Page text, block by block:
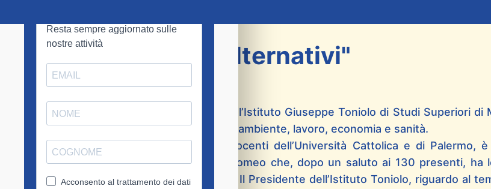
"Attivare circuiti alternativi"
Il 14 gennaio scorso, L’Istituto Arrupe e l’Istituto Giuseppe Toniolo di Studi Superiori di
hanno inaugurato un ciclo di seminari su ambiente, lavoro, economia e sanità.
A dare il via all’incontro, animato da docenti dell’Università Cattolica e di Palermo,
l’Arcivescovo di Palermo Mons. Paolo Romeo che, dopo un saluto ai 130 presenti, ha
messaggio inviato dal Card. Tettamanzi. Il Presidente dell’Istituto Toniolo, riguardo al